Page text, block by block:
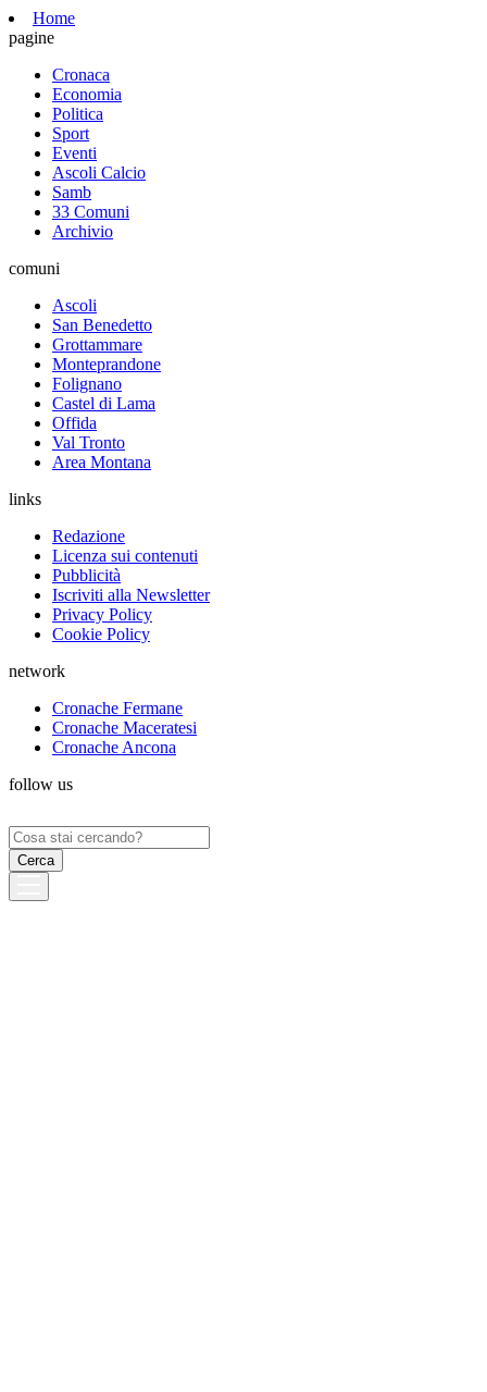
Home
pagine
Cronaca
Economia
Politica
Sport
Eventi
Ascoli Calcio
Samb
33 Comuni
Archivio
comuni
Ascoli
San Benedetto
Grottammare
Monteprandone
Folignano
Castel di Lama
Offida
Val Tronto
Area Montana
links
Redazione
Licenza sui contenuti
Pubblicità
Iscriviti alla Newsletter
Privacy Policy
Cookie Policy
network
Cronache Fermane
Cronache Maceratesi
Cronache Ancona
follow us
Ricerca
per: